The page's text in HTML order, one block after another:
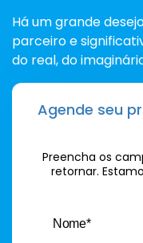
Há um grande
parceiro e
do real, do
Agende seu
Preencha os
retornar.
Nome*